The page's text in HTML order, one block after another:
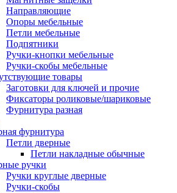
Направляющие
Опоры мебельные
Петли мебельные
Подпятники
Ручки-кнопки мебельные
Ручки-скобы мебельные
товары
Заготовки для ключей и прочие
Фиксаторы роликовые/шариковые
Фурнитура разная
фурнитура
Петли дверные
Петли накладные обычные
ручки
Ручки круглые дверные
Ручки-скобы